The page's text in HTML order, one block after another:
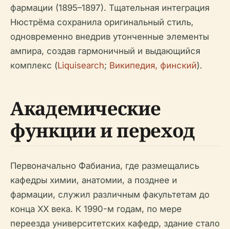
фармации (1895–1897). Тщательная интеграция
Нюстрёма сохранила оригинальный стиль,
одновременно внедрив утонченные элементы
ампира, создав гармоничный и выдающийся
комплекс (Liquisearch; Википедия, финский).
Академические
функции и переход
Первоначально Фабианиа, где размещались
кафедры химии, анатомии, а позднее и
фармации, служил различным факультетам до
конца XX века. К 1990-м годам, по мере
переезда университетских кафедр, здание стало